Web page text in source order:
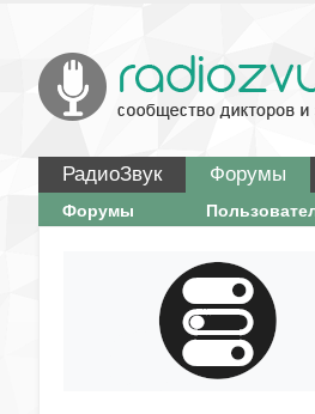
РадиоЗвук Форумы
Форумы